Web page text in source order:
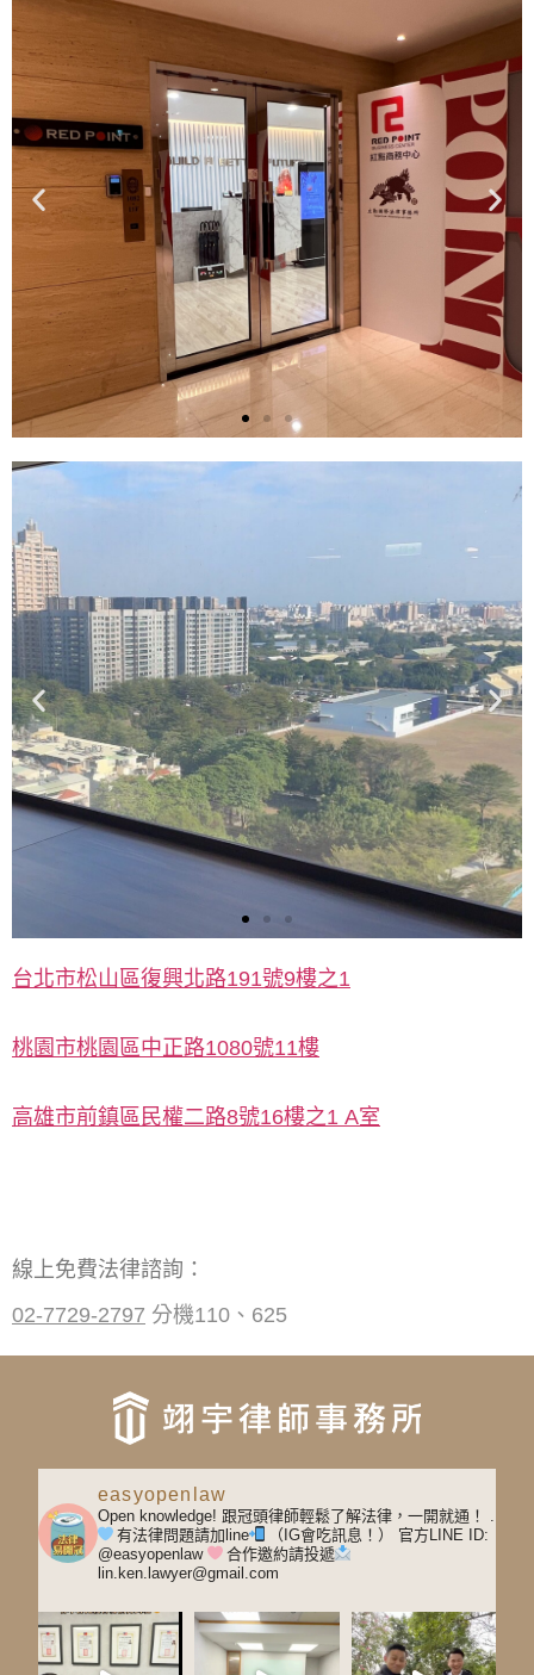
北
高
所
台北市松山區復興北路191號9樓之1
桃園市桃園區中正路1080號11樓
高雄市前鎮區民權二路8號16樓之1 A室
線上免費法律諮詢：
02-7729-2797 分機110、625
easyopenlaw
Open knowledge! 跟冠頭律師輕鬆了解法律，一開就通！
.
有法律問題請加line
（IG會吃訊息！）
官方LINE ID:
@easyopenlaw
合作邀約請投遞
lin.ken.lawyer@gmail.com